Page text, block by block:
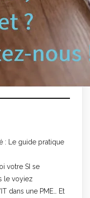
: Le guide pratique
votre SI se
le voyiez
dans une PME… Et